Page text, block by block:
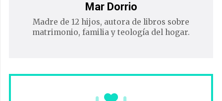
Mar Dorrio
Madre de 12 hijos, autora de libros sobre
matrimonio, familia y teología del hogar.